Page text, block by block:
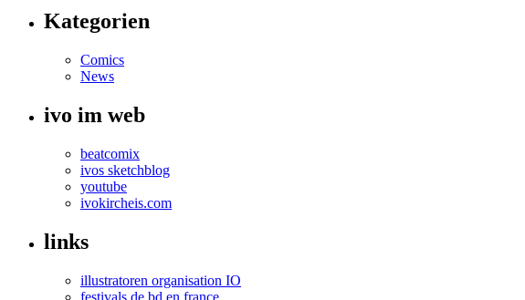
Kategorien
Comics
News
ivo im web
beatcomix
ivos sketchblog
youtube
ivokircheis.com
links
illustratoren organisation IO
festivals de bd en france